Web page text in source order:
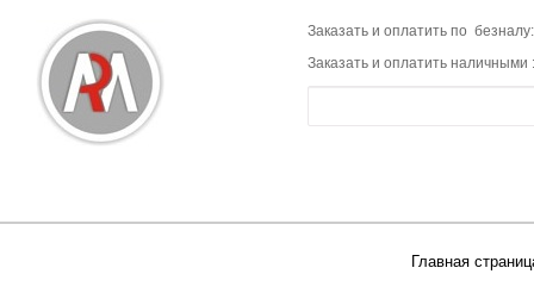
Заказать и оплатить по
Заказать и оплатить наличными
Главная